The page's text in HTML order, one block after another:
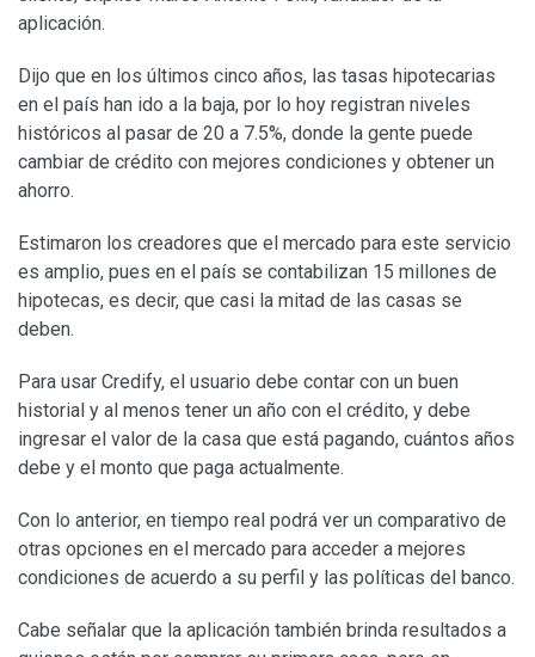
aplicación.
Dijo que en los últimos cinco años, las tasas hipotecarias
en el país han ido a la baja, por lo hoy registran niveles
históricos al pasar de 20 a 7.5%, donde la gente puede
cambiar de crédito con mejores condiciones y obtener un
ahorro.
Estimaron los creadores que el mercado para este servicio
es amplio, pues en el país se contabilizan 15 millones de
hipotecas, es decir, que casi la mitad de las casas se
deben.
Para usar Credify, el usuario debe contar con un buen
historial y al menos tener un año con el crédito, y debe
ingresar el valor de la casa que está pagando, cuántos años
debe y el monto que paga actualmente.
Con lo anterior, en tiempo real podrá ver un comparativo de
otras opciones en el mercado para acceder a mejores
condiciones de acuerdo a su perfil y las políticas del banco.
Cabe señalar que la aplicación también brinda resultados a